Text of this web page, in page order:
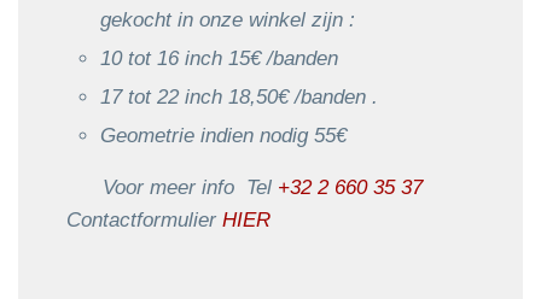
gekocht in onze winkel zijn :
10 tot 16 inch 15€ /banden
17 tot 22 inch 18,50€ /banden .
Geometrie indien nodig 55€
Voor meer info Tel +32 2 660 35 37
Contactformulier HIER